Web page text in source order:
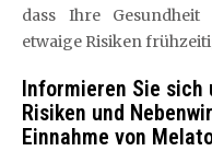
dass Ihre
etwaige Risiken
Informieren Sie sich
Risiken und
Einnahme von